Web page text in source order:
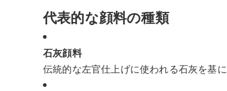
代表的な顔料の種類
石灰顔料
伝統的な左官仕上げに使われる石灰を基